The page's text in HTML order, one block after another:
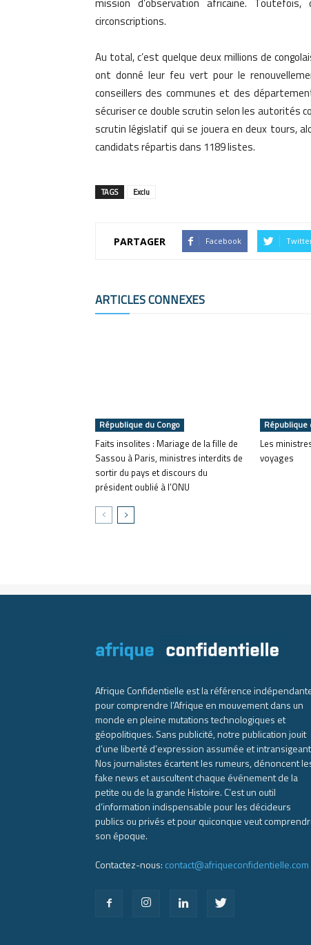
circonscriptions.
Au total, c’est quelque deux millions de
ont donné leur feu vert pour le
conseillers des communes et des
sécuriser ce double scrutin selon les autorités
scrutin législatif qui se jouera en deux tours,
candidats répartis dans 1189 listes.
TAGS Exclu
PARTAGER Facebook
ARTICLES CONNEXES
République du Congo
Faits insolites : Mariage de la fille de
Sassou à Paris, ministres interdits de
sortir du pays et discours du
président oublié à l’ONU
République
Les
voyages
Afrique Confidentielle est la référence
pour comprendre l’Afrique en mouvement dans un
monde en pleine mutations technologiques et
géopolitiques. Sans publicité, notre publication jouit
d’une liberté d’expression assumée et
Nos journalistes écartent les rumeurs, dénoncent
fake news et auscultent chaque événement de la
petite ou de la grande Histoire. C’est un outil
d’information indispensable pour les décideurs
publics ou privés et pour quiconque veut
son époque.
Contactez-nous: contact@afriqueconfidentielle.com